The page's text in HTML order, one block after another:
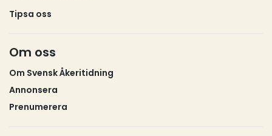
Tipsa oss
Om oss
Om Svensk Åkeritidning
Annonsera
Prenumerera